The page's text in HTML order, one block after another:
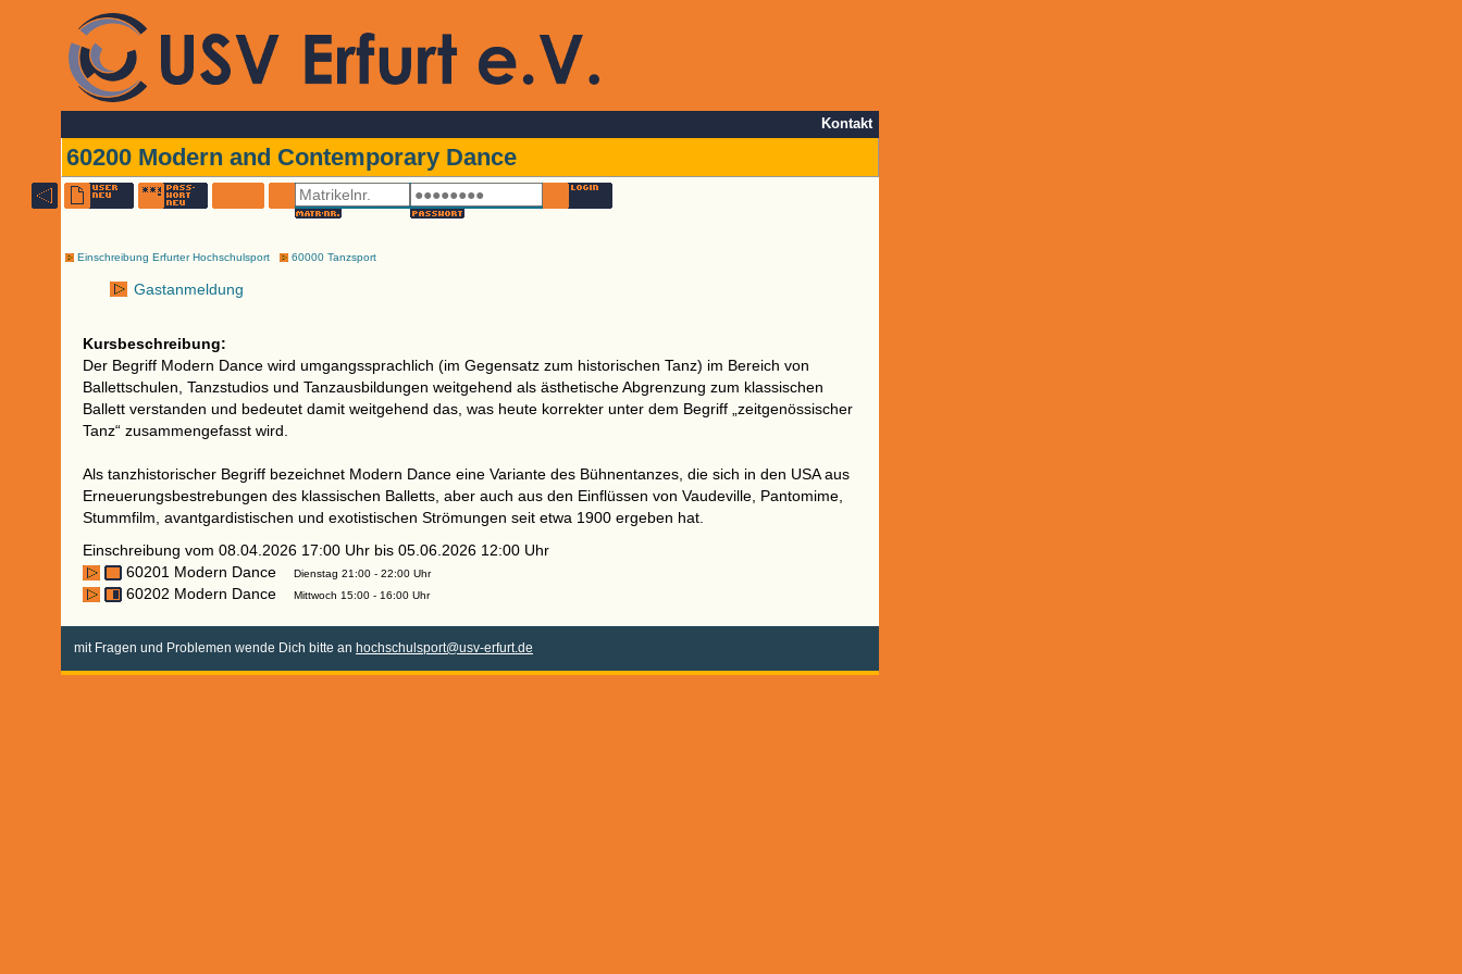
Kontakt
60200 Modern and Contemporary Dance
Einschreibung Erfurter Hochschulsport 60000 Tanzsport
Gastanmeldung
Kursbeschreibung:
Der Begriff Modern Dance wird umgangssprachlich (im Gegensatz zum historischen Tanz) im Bereich von
Ballettschulen, Tanzstudios und Tanzausbildungen weitgehend als ästhetische Abgrenzung zum klassischen
Ballett verstanden und bedeutet damit weitgehend das, was heute korrekter unter dem Begriff „zeitgenössischer
Tanz“ zusammengefasst wird.
Als tanzhistorischer Begriff bezeichnet Modern Dance eine Variante des Bühnentanzes, die sich in den USA aus
Erneuerungsbestrebungen des klassischen Balletts, aber auch aus den Einflüssen von Vaudeville, Pantomime,
Stummfilm, avantgardistischen und exotistischen Strömungen seit etwa 1900 ergeben hat.
Einschreibung vom 08.04.2026 17:00 Uhr bis 05.06.2026 12:00 Uhr
60201 Modern Dance
Dienstag 21:00 - 22:00 Uhr
60202 Modern Dance Mittwoch 15:00 - 16:00 Uhr
mit Fragen und Problemen wende Dich bitte an hochschulsport@usv-erfurt.de